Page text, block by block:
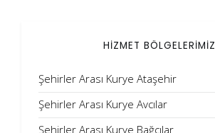
HİZMET BÖLGELERİMİZ
Şehirler Arası Kurye Ataşehir
Şehirler Arası Kurye Avcılar
Şehirler Arası Kurye Bağcılar